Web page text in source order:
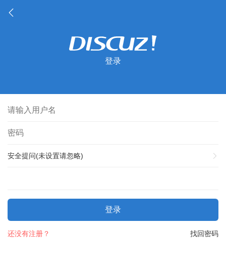
登录
安全提问(未设置请忽略)
登录
找回密码
还没有注册？